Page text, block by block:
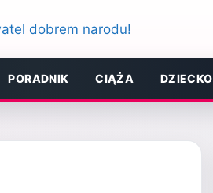
PORADNIK CIĄŻA DZIECKO